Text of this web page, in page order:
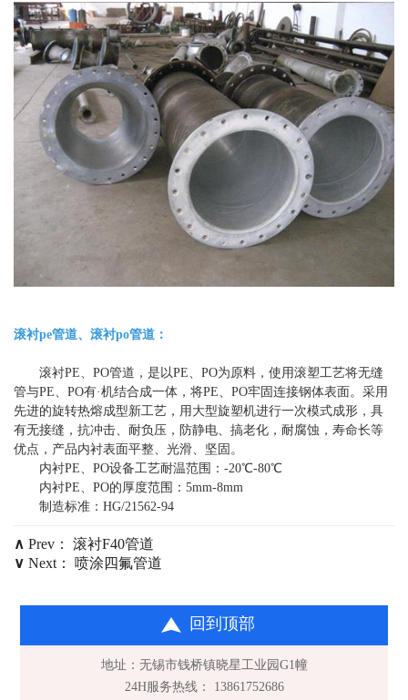
滚衬pe管道、滚衬po管道：
滚衬PE、PO管道，是以PE、PO为原料，使用滚塑工艺将无缝
管与PE、PO有·机结合成一体，将PE、PO牢固连接钢体表面。采用
先进的旋转热熔成型新工艺，用大型旋塑机进行一次模式成形，具
有无接缝，抗冲击、耐负压，防静电、搞老化，耐腐蚀，寿命长等
优点，产品内衬表面平整、光滑、坚固。
内衬PE、PO设备工艺耐温范围：-20℃-80℃
内衬PE、PO的厚度范围：5mm-8mm
制造标准：HG/21562-94
∧ Prev： 滚衬F40管道
∨ Next： 喷涂四氟管道
回到顶部
地址：无锡市钱桥镇晓星工业园G1幢
24H服务热线： 13861752686